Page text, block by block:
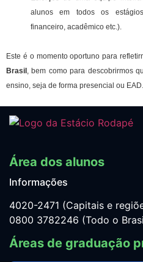
alunos em todos os
financeiro, acadêmico etc.).
Este é o momento oportuno para
Brasil , bem como para descobrirmos
ensino, seja de forma presencial ou EAD.
Área dos alunos
Informações
4020-2471 (Capitais e
0800 3782246 (Todo o
Áreas de graduação